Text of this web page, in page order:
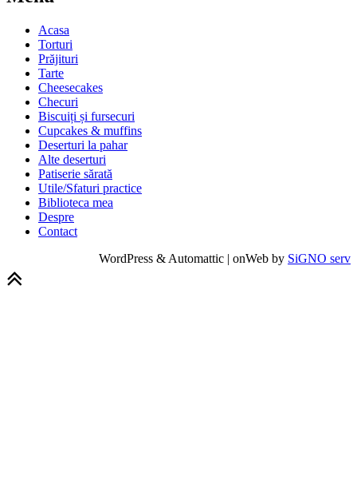
Acasa
Torturi
Prăjituri
Tarte
Cheesecakes
Checuri
Biscuiți și fursecuri
Cupcakes & muffins
Deserturi la pahar
Alte deserturi
Patiserie sărată
Utile/Sfaturi practice
Biblioteca mea
Despre
Contact
WordPress & Automattic | onWeb by SiGNO serv